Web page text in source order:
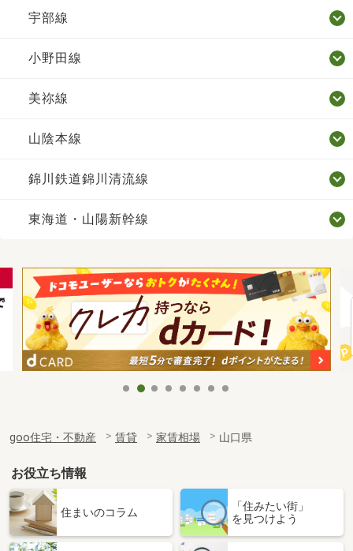
宇部線
小野田線
美祢線
山陰本線
錦川鉄道錦川清流線
東海道・山陽新幹線
goo住宅・不動産 賃貸 家賃相場 山口県
お役立ち情報
住まいのコラム
「住みたい街」
を見つけよう